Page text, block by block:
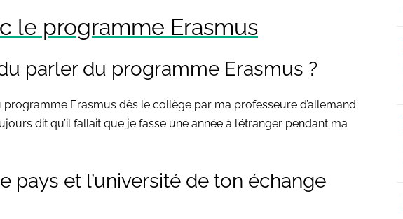
le programme Erasmus
parler du programme Erasmus ?
programme Erasmus dès le collège par ma professeure d’allemand.
dit qu’il fallait que je fasse une année à l’étranger pendant ma
pays et l’université de ton échange